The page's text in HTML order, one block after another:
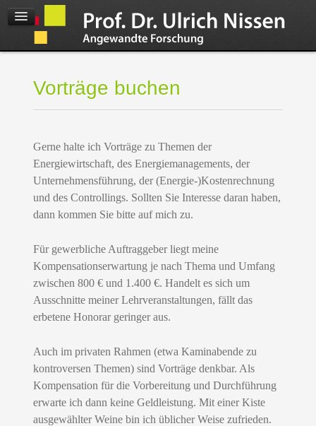
Vorträge buchen
Gerne halte ich Vorträge zu Themen der
Energiewirtschaft, des Energiemanagements, der
Unternehmensführung, der (Energie-)Kostenrechnung
und des Controllings. Sollten Sie Interesse daran haben,
dann kommen Sie bitte auf mich zu.
Für gewerbliche Auftraggeber liegt meine
Kompensationserwartung je nach Thema und Umfang
zwischen 800 € und 1.400 €. Handelt es sich um
Ausschnitte meiner Lehrveranstaltungen, fällt das
erbetene Honorar geringer aus.
Auch im privaten Rahmen (etwa Kaminabende zu
kontroversen Themen) sind Vorträge denkbar. Als
Kompensation für die Vorbereitung und Durchführung
erwarte ich dann keine Geldleistung. Mit einer Kiste
ausgewählter Weine bin ich üblicher Weise zufrieden.